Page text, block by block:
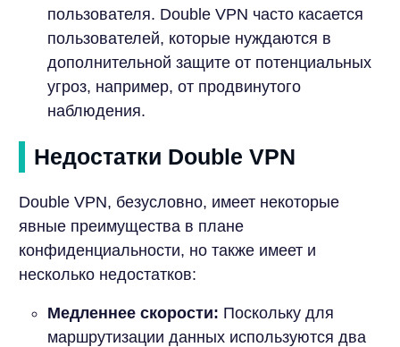
пользователя. Double VPN часто касается
пользователей, которые нуждаются в
дополнительной защите от потенциальных
угроз, например, от продвинутого
наблюдения.
Недостатки Double VPN
Double VPN, безусловно, имеет некоторые
явные преимущества в плане
конфиденциальности, но также имеет и
несколько недостатков:
Медленнее скорости: Поскольку для
маршрутизации данных используются два